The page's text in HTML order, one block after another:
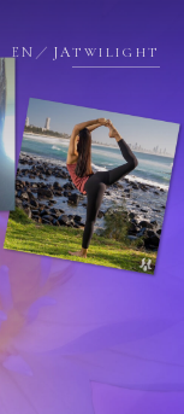
EN ／ JATWILIGHT